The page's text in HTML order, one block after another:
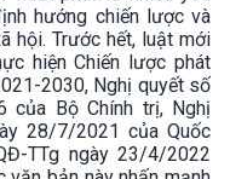
hướng chiến lược và
hội. Trước hết, luật mới
hiện Chiến lược phát
2030, Nghị quyết số
của Bộ Chính trị, Nghị
28/7/2021 của Quốc
TTg ngày 23/4/2022